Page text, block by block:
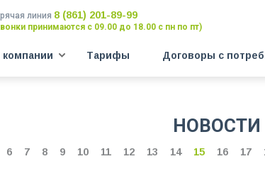
линия 8 (861) 201-89-99
принимаются с 09.00 до 18.00 с пн по пт)
Тарифы Договоры с
НОВОСТИ
6 7 8 9 10 11 12 13 14 15 16 17